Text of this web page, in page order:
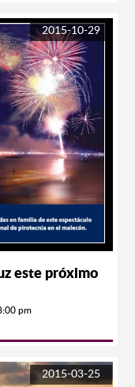
conferencias en zona
* Boleto para
* Kit de
por la Universidad
de bienvenida Público
$ 800.00 pesos
pesos Promoción
todas las conferencias*
avalado por la
rompe hielos de
pesos Promoción
Precio Normal $ 700.00
abril Tels (669) 982
E-mail.-
2015-10-29
este próximo
pm
2015-03-25